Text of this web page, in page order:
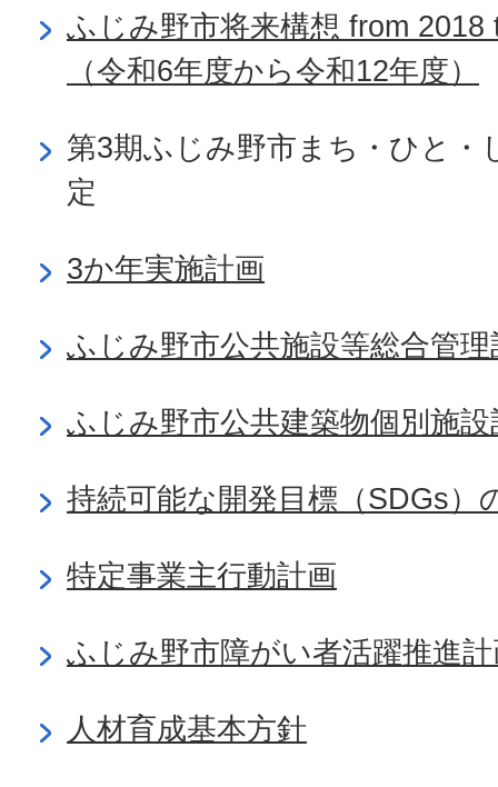
ふじみ野市将来構想 from 2018
（令和6年度から令和12年度）
第3期ふじみ野市まち・ひと・
定
3か年実施計画
ふじみ野市公共施設等総合管理
ふじみ野市公共建築物個別施設
持続可能な開発目標（SDGs）
特定事業主行動計画
ふじみ野市障がい者活躍推進
人材育成基本方針